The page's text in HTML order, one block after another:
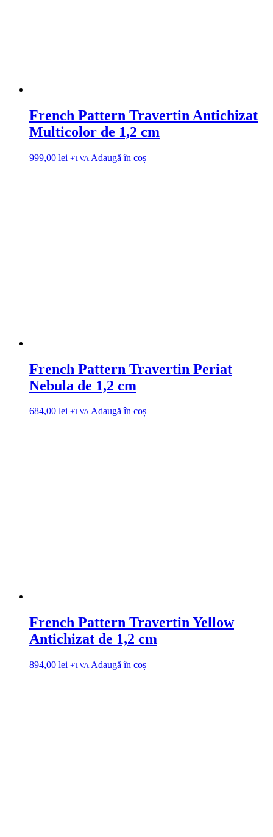
French Pattern Travertin Antichizat
Multicolor de 1,2 cm
999,00 lei +TVA Adaugă în coș
French Pattern Travertin Periat
Nebula de 1,2 cm
684,00 lei +TVA Adaugă în coș
French Pattern Travertin Yellow
Antichizat de 1,2 cm
894,00 lei +TVA Adaugă în coș